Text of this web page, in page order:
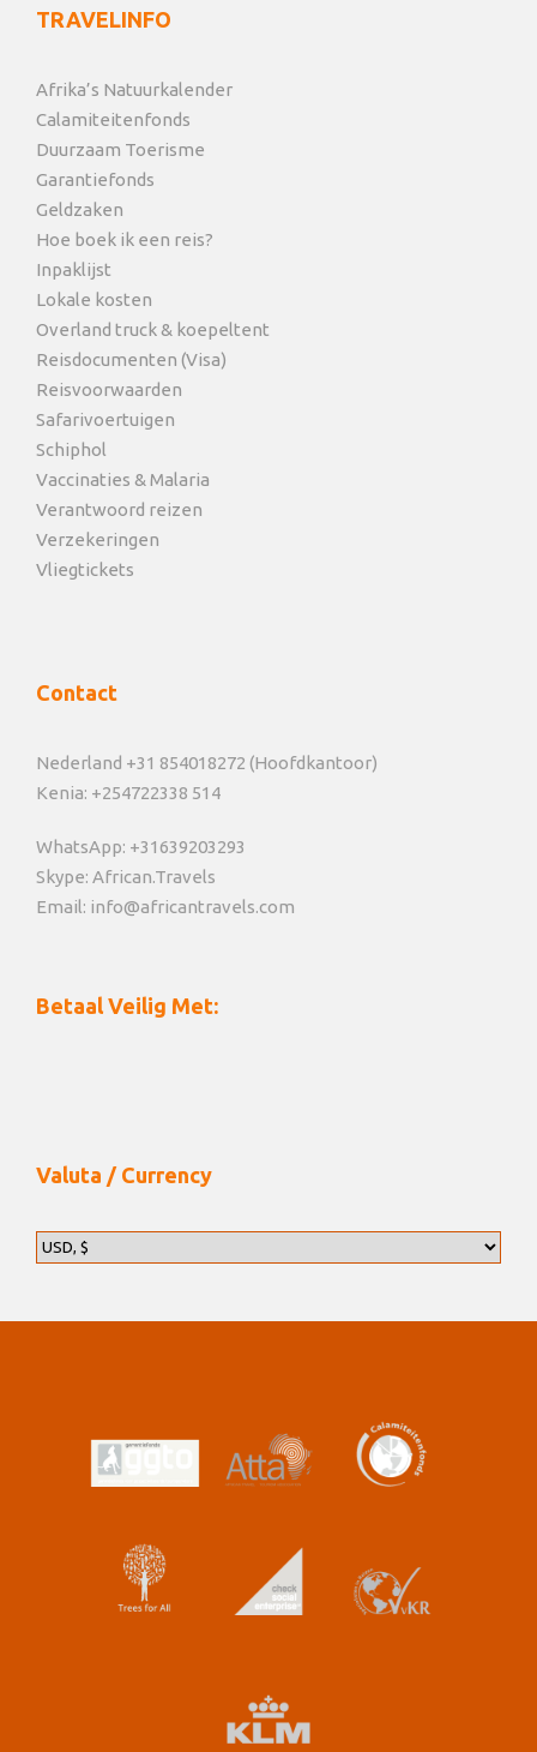
TRAVELINFO
Afrika’s Natuurkalender
Calamiteitenfonds
Duurzaam Toerisme
Garantiefonds
Geldzaken
Hoe boek ik een reis?
Inpaklijst
Lokale kosten
Overland truck & koepeltent
Reisdocumenten (Visa)
Reisvoorwaarden
Safarivoertuigen
Schiphol
Vaccinaties & Malaria
Verantwoord reizen
Verzekeringen
Vliegtickets
Contact
Nederland +31 854018272 (Hoofdkantoor)
Kenia: +254722338 514
WhatsApp: +31639203293
Skype: African.Travels
Email: info@africantravels.com
Betaal Veilig Met:
Valuta / Currency